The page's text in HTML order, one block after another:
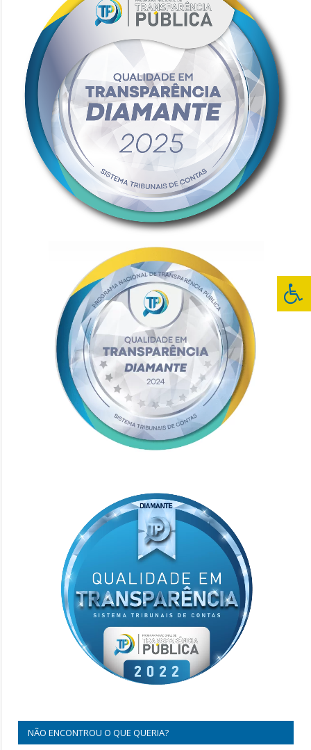
NÃO ENCONTROU O QUE QUERIA?